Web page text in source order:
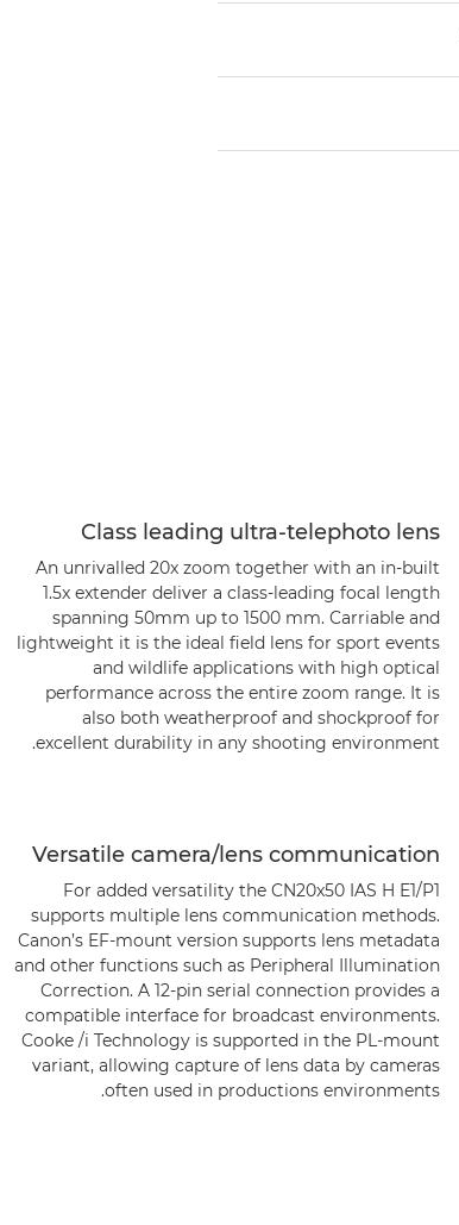
Class leading ultra-telephoto lens
An unrivalled 20x zoom together with an in-built
1.5x extender deliver a class-leading focal length
spanning 50mm up to 1500 mm. Carriable and
lightweight it is the ideal field lens for sport events
and wildlife applications with high optical
performance across the entire zoom range. It is
also both weatherproof and shockproof for
excellent durability in any shooting environment.
Versatile camera/lens communication
For added versatility the CN20x50 IAS H E1/P1
supports multiple lens communication methods.
Canon’s EF-mount version supports lens metadata
and other functions such as Peripheral Illumination
Correction. A 12-pin serial connection provides a
compatible interface for broadcast environments.
Cooke /i Technology is supported in the PL-mount
variant, allowing capture of lens data by cameras
often used in productions environments.